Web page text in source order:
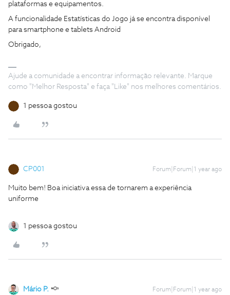
plataformas e equipamentos.
A funcionalidade Estatísticas do Jogo já se encontra disponível
para smartphone e tablets Android
Obrigado,
Ajude a comunidade a encontrar informação relevante. Marque
como "Melhor Resposta" e faça "Like" nos melhores comentários.
1 pessoa gostou
CP001 Forum|Forum|1 year ago
Muito bem! Boa iniciativa essa de tornarem a experiência
uniforme
1 pessoa gostou
Mário P. Forum|Forum|1 year ago